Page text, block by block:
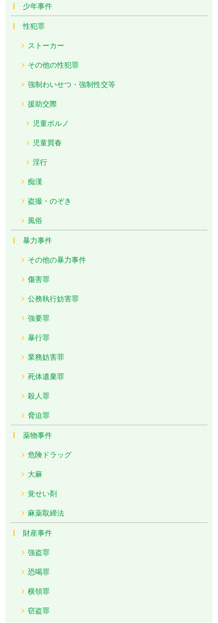
少年事件
性犯罪
ストーカー
その他の性犯罪
強制わいせつ・強制性交等
援助交際
児童ポルノ
児童買春
淫行
痴漢
盗撮・のぞき
風俗
暴力事件
その他の暴力事件
傷害罪
公務執行妨害罪
強要罪
暴行罪
業務妨害罪
死体遺棄罪
殺人罪
脅迫罪
薬物事件
危険ドラッグ
大麻
覚せい剤
麻薬取締法
財産事件
強盗罪
恐喝罪
横領罪
窃盗罪